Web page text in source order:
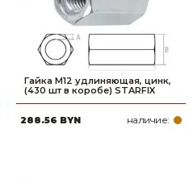
Гайка М12 удлиняющая, цинк,
(430 шт в коробе) STARFIX
288.56 BYN наличие: